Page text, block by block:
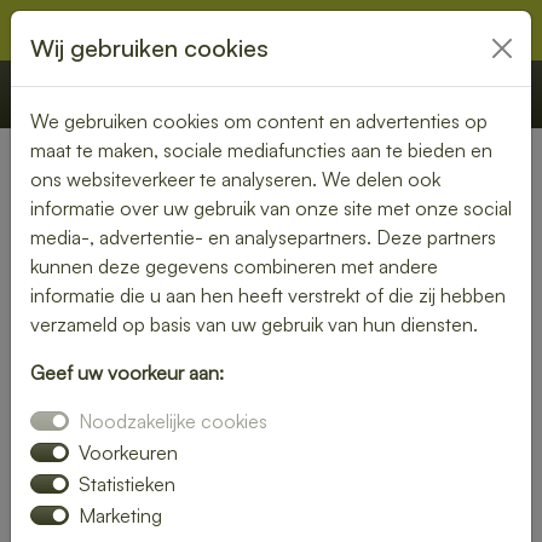
€ 0,00 Offerte Bestellen
Nederland» Wijnaldum
Lunch laten bezorgen in
Wijnaldum – gezond, vers en
gemakkelijk
in Wijnaldum en geniet van verse gerechten op jouw
gewenste locatie. Van kleurrijke salades tot knapperige
broodjes – wij bezorgen jouw lunch vers en op tijd.
Plaats eenvoudig je bestelling online en laat je verrassen
Wij gebruiken cookies
We gebruiken cookies om content en advertenties op
maat te maken, sociale mediafuncties aan te bieden en
ons websiteverkeer te analyseren. We delen ook
informatie over uw gebruik van onze site met onze social
media-, advertentie- en analysepartners. Deze partners
kunnen deze gegevens combineren met andere
informatie die u aan hen heeft verstrekt of die zij hebben
verzameld op basis van uw gebruik van hun diensten.
Geef uw voorkeur aan:
Noodzakelijke cookies
Voorkeuren
Statistieken
Marketing